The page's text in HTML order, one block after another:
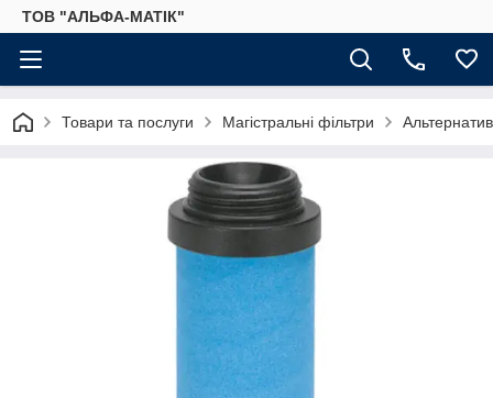
ТОВ "АЛЬФА-МАТІК"
Товари та послуги Магістральні фільтри